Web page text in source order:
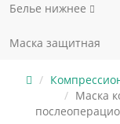
Белье нижнее
Маска защитная
Маска